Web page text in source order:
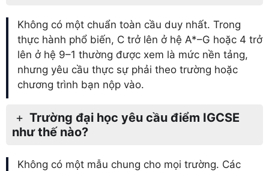
Không có một chuẩn toàn cầu duy nhất. Trong
thực hành phổ biến, C trở lên ở hệ A*–G hoặc 4 trở
lên ở hệ 9–1 thường được xem là mức nền tảng,
nhưng yêu cầu thực sự phải theo trường hoặc
chương trình bạn nộp vào.
Trường đại học yêu cầu điểm IGCSE
như thế nào?
Không có một mẫu chung cho mọi trường. Các